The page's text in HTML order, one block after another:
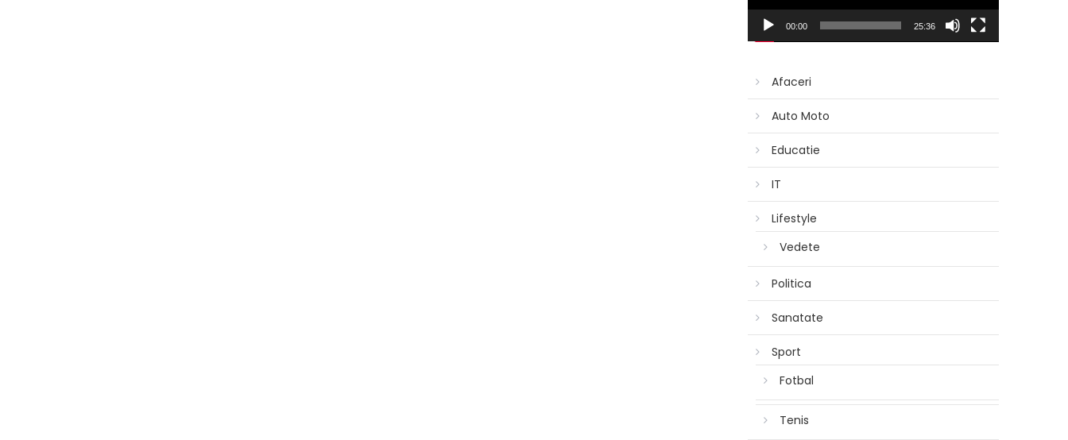
00:00 25:36
Afaceri
Auto Moto
Educatie
IT
Lifestyle
Vedete
Politica
Sanatate
Sport
Fotbal
Tenis